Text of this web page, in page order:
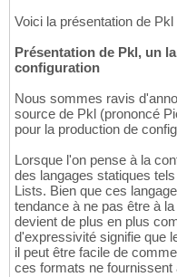
Voici la présentation de Pkl
Présentation de Pkl, un
configuration
Nous sommes ravis
source de Pkl (prononcé
pour la production de
Lorsque l'on pense à la
des langages statiques
Lists. Bien que ces
tendance à ne pas être à
devient de plus en plus
d'expressivité signifie que
il peut être facile de
ces formats ne fournissent